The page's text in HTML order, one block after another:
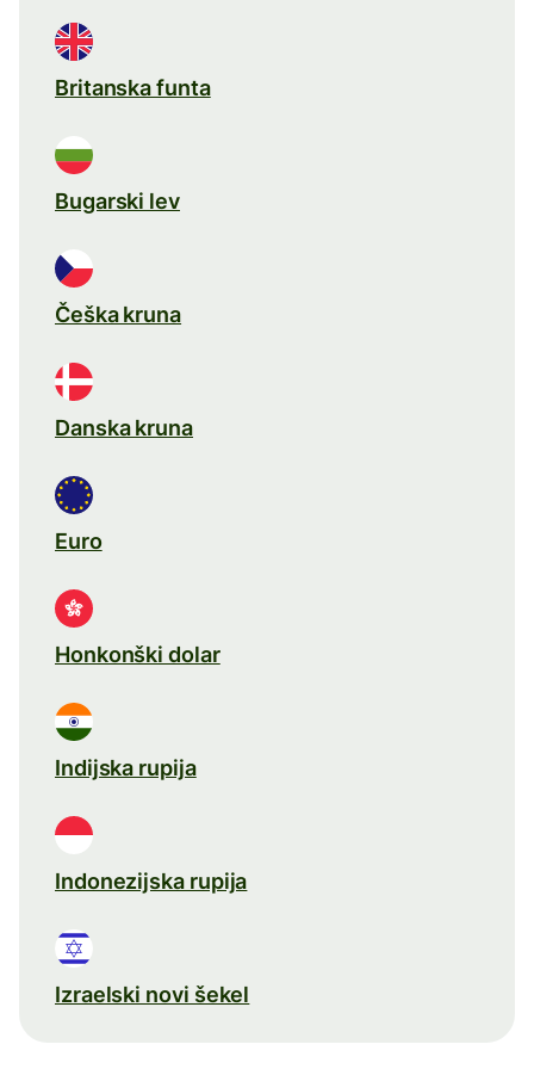
Britanska funta
Bugarski lev
Češka kruna
Danska kruna
Euro
Honkonški dolar
Indijska rupija
Indonezijska rupija
Izraelski novi šekel